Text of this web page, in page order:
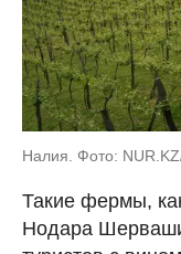
Налия. Фото:
Такие фермы,
Нодара